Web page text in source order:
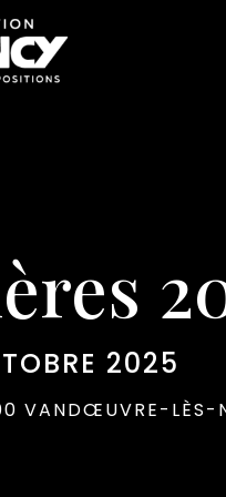
2025
VANDŒUVRE-LÈS-